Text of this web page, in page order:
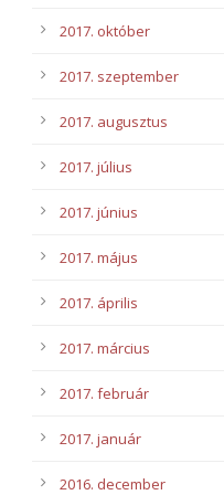
2017. október
2017. szeptember
2017. augusztus
2017. július
2017. június
2017. május
2017. április
2017. március
2017. február
2017. január
2016. december